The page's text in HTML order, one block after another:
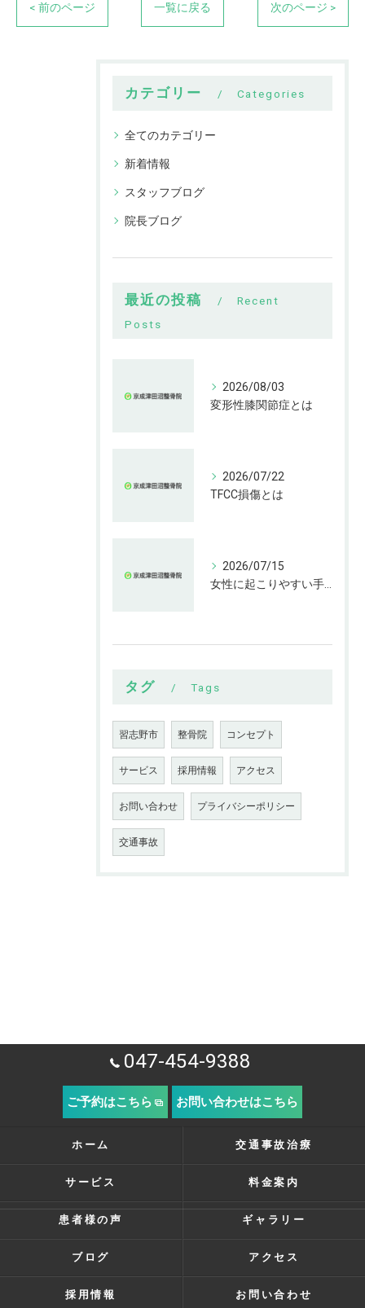
< 前のページ 一覧に戻る 次のページ >
カテゴリー Categories
全てのカテゴリー
新着情報
スタッフブログ
院長ブログ
最近の投稿
Recent
Posts
2026/08/03
変形性膝関節症とは
2026/07/22
TFCC損傷とは
2026/07/15
タグ Tags
習志野市 整骨院 コンセプト
サービス 採用情報 アクセス
お問い合わせ プライバシーポリシー
交通事故
047-454-9388
ご予約はこちら お問い合わせはこちら
ホーム 交通事故治療
サービス 料金案内
患者様の声 ギャラリー
ブログ アクセス
採用情報 お問い合わせ